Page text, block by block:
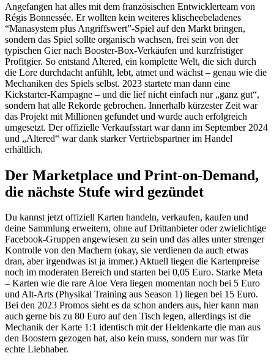
Angefangen hat alles mit dem französischen Entwicklerteam von
Régis Bonnessée. Er wollten kein weiteres klischeebeladenes
“Manasystem plus Angriffswert”-Spiel auf den Markt bringen,
sondern das Spiel sollte organisch wachsen, frei sein von der
typischen Gier nach Booster-Box-Verkäufen und kurzfristiger
Profitgier. So entstand Altered, ein komplette Welt, die sich durch
die Lore durchdacht anfühlt, lebt, atmet und wächst – genau wie die
Mechaniken des Spiels selbst. 2023 startete man dann eine
Kickstarter-Kampagne – und die lief nicht einfach nur „ganz gut“,
sondern hat alle Rekorde gebrochen. Innerhalb kürzester Zeit war
das Projekt mit Millionen gefundet und wurde auch erfolgreich
umgesetzt. Der offizielle Verkaufsstart war dann im September 2024
und „Altered“ war dank starker Vertriebspartner im Handel
erhältlich.
Der Marketplace und Print-on-Demand,
die nächste Stufe wird gezündet
Du kannst jetzt offiziell Karten handeln, verkaufen, kaufen und
deine Sammlung erweitern, ohne auf Drittanbieter oder zwielichtige
Facebook-Gruppen angewiesen zu sein und das alles unter strenger
Kontrolle von den Machern (okay, sie verdienen da auch etwas
dran, aber irgendwas ist ja immer.) Aktuell liegen die Kartenpreise
noch im moderaten Bereich und starten bei 0,05 Euro. Starke Meta
– Karten wie die rare Aloe Vera liegen momentan noch bei 5 Euro
und Alt-Arts (Physikal Training aus Season 1) liegen bei 15 Euro.
Bei den 2023 Promos sieht es da schon anders aus, hier kann man
auch gerne bis zu 80 Euro auf den Tisch legen, allerdings ist die
Mechanik der Karte 1:1 identisch mit der Heldenkarte die man aus
den Boostern gezogen hat, also kein muss, sondern nur was für
echte Liebhaber.